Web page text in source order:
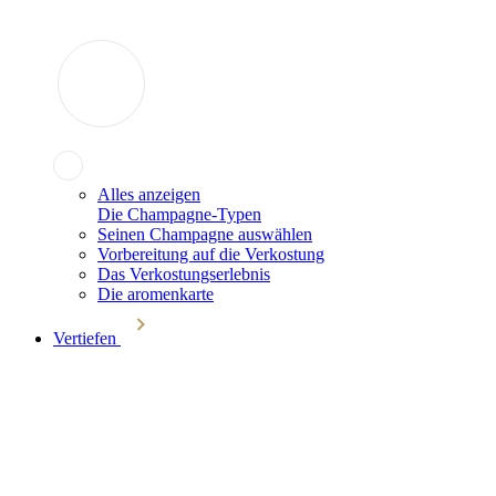
Alles anzeigen
Die Champagne-Typen
Seinen Champagne auswählen
Vorbereitung auf die Verkostung
Das Verkostungserlebnis
Die aromenkarte
Vertiefen